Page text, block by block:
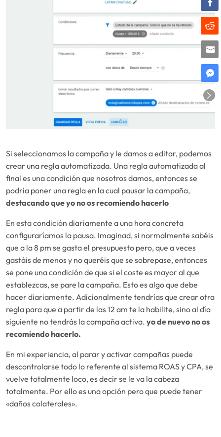
Si seleccionamos la campaña y le damos a editar, podemos
crear una regla automatizada. Una regla automatizada al
final es una condición que nosotros damos, entonces se
podría poner una regla en la cual pausar la campaña,
destacando que yo no os recomiendo hacerlo
En esta condición diariamente a una hora concreta
configuraríamos la pausa. Imaginad, si normalmente sabéis
que a la 8 pm se gasta el presupuesto pero, que a veces
gastáis de menos y no queréis que se sobrepase, entonces
se pone una condición de que si el coste es mayor al que
establezcas, se pare la campaña. Esto es algo que debe
hacer diariamente. Adicionalmente tendrías que crear otra
regla para que a partir de las 12 am te la habilite, sino al día
siguiente no tendrás la campaña activa. yo de nuevo no os
recomiendo hacerlo.
En mi experiencia, al parar y activar campañas puede
descontrolarse todo lo referente al sistema ROAS y CPA, se
vuelve totalmente loco, es decir se le va la cabeza
totalmente. Por ello es una opción pero que puede tener
«daños colaterales».